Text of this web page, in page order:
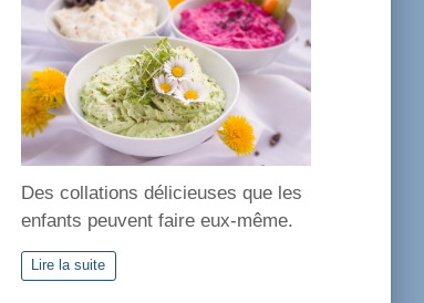
Des collations délicieuses que les
enfants peuvent faire eux-même.
Lire la suite